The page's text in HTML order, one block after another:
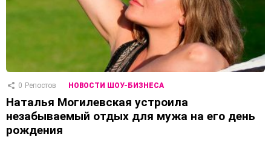
0 Репостов НОВОСТИ ШОУ-БИЗНЕСА
Наталья Могилевская устроила
незабываемый отдых для мужа на его день
рождения